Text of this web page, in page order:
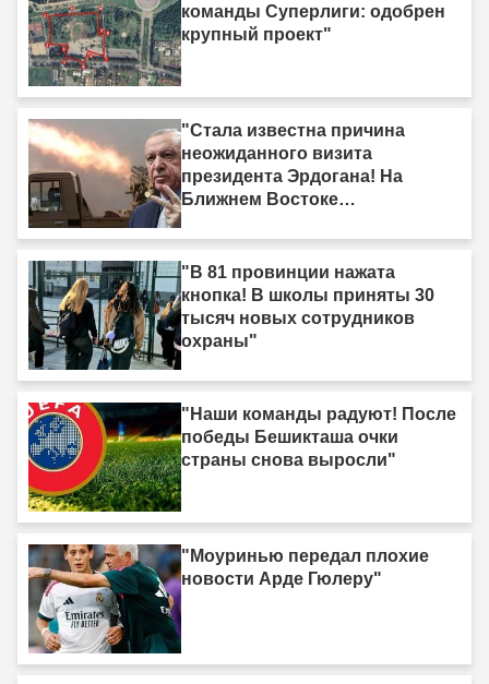
команды Суперлиги: одобрен
крупный проект"
"Стала известна причина
неожиданного визита
президента Эрдогана! На
Ближнем Востоке
сил."
"В 81 провинции нажата
кнопка! В школы приняты 30
тысяч новых сотрудников
охраны"
"Наши команды радуют! После
победы Бешикташа очки
страны снова выросли"
"Моуринью передал плохие
новости Арде Гюлеру"